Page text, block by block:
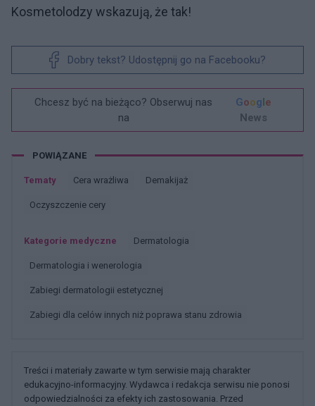
Kosmetolodzy wskazują, że tak!
Dobry tekst? Udostępnij go na Facebooku?
Chcesz być na bieżąco? Obserwuj nas
na
Google
News
POWIĄZANE
Tematy Cera wrażliwa Demakijaż
Oczyszczenie cery
Kategorie medyczne Dermatologia
Dermatologia i wenerologia
Zabiegi dermatologii estetycznej
Zabiegi dla celów innych niż poprawa stanu zdrowia
Treści i materiały zawarte w tym serwisie mają charakter
edukacyjno-informacyjny. Wydawca i redakcja serwisu nie ponosi
odpowiedzialności za efekty ich zastosowania. Przed